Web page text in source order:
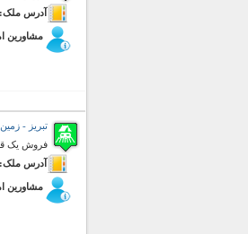
آدرس ملک:
مشاورین
تبریز - زمین
فروش یک
آدرس ملک:
مشاورین